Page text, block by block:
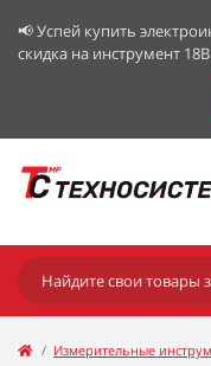
📢 Успей купить
скидка на инструмент 18В
Измерительные